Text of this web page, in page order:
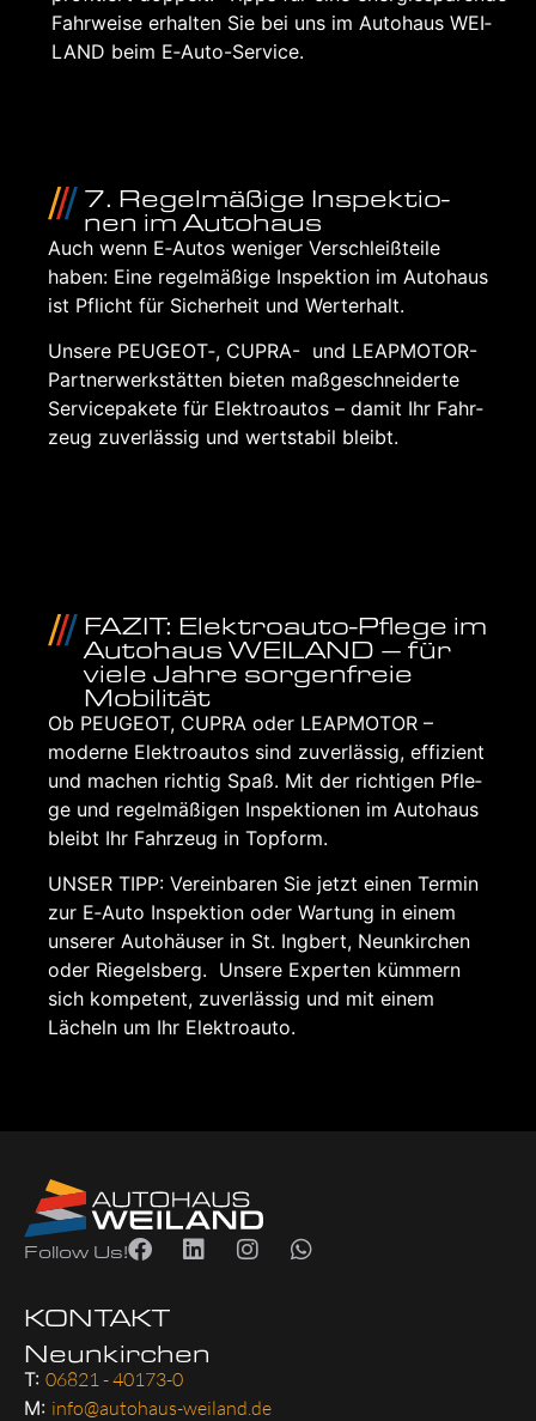
Fahr­wei­se erhal­ten Sie bei uns im Auto­haus WEI­
LAND beim E‑Au­to-Ser­vice.
7. Regel­mä­ßi­ge Inspek­tio­
nen im Auto­haus
Auch wenn E‑Autos weni­ger Ver­schleiß­tei­le
haben: Eine regel­mä­ßi­ge Inspek­ti­on im Auto­haus
ist Pflicht für Sicher­heit und Wert­erhalt.
Unse­re PEUGEOT‑, CUP­RA- und LEAP­MO­TOR-
Part­ner­werk­stät­ten bie­ten maß­ge­schnei­der­te
Ser­vice­pa­ke­te für Elek­tro­au­tos – damit Ihr Fahr­
zeug zuver­läs­sig und wert­sta­bil bleibt.
FAZIT: Elek­tro­au­to-Pfle­ge im
Auto­haus WEI­LAND – für
vie­le Jah­re sor­gen­freie
Mobi­li­tät
Ob PEU­GEOT, CUP­RA oder LEAP­MO­TOR –
moder­ne Elek­tro­au­tos sind zuver­läs­sig, effi­zi­ent
und machen rich­tig Spaß. Mit der rich­ti­gen Pfle­
ge und regel­mä­ßi­gen Inspek­tio­nen im Auto­haus
bleibt Ihr Fahr­zeug in Top­form.
UNSER TIPP: Ver­ein­ba­ren Sie jetzt einen Ter­min
zur E‑Auto Inspek­ti­on oder War­tung in einem
unse­rer Auto­häu­ser in St. Ing­bert, Neun­kir­chen
oder Rie­gels­berg. Unse­re Exper­ten küm­mern
sich kom­pe­tent, zuver­läs­sig und mit einem
Lächeln um Ihr Elek­tro­au­to.
Follow Us!
KONTAKT
Neunkirchen
T: 06821 - 40173-0
M: info@autohaus-weiland.de